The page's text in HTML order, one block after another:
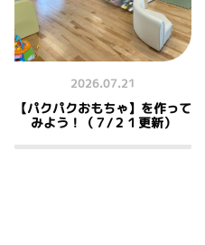
2026.07.21
【パクパクおもちゃ】を作って
みよう！（７/２１更新）